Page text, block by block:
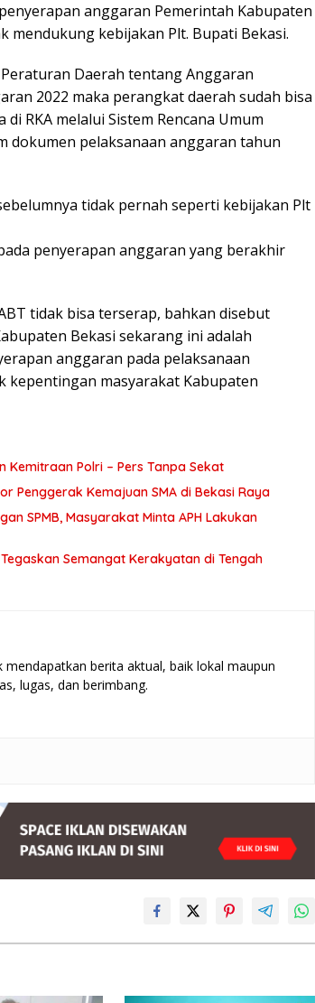
anggaran Pemerintah Kabupaten
mendukung kebijakan Plt. Bupati Bekasi.
Daerah tentang Anggaran
2022 maka perangkat daerah sudah bisa
RKA melalui Sistem Rencana Umum
dokumen pelaksanaan anggaran tahun
tidak pernah seperti kebijakan Plt
penyerapan anggaran yang berakhir
tidak bisa terserap, bahkan disebut
Bekasi sekarang ini adalah
anggaran pada pelaksanaan
kepentingan masyarakat Kabupaten
Kemitraan Polri – Pers Tanpa Sekat
Penggerak Kemajuan SMA di Bekasi Raya
SPMB, Masyarakat Minta APH Lakukan
berita aktual, baik lokal maupun
lugas, dan berimbang.